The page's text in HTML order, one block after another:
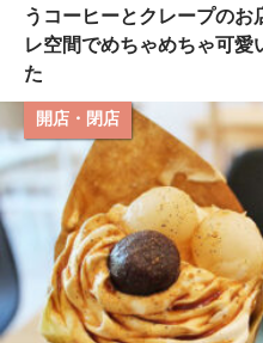
うコーヒーとクレープのお
レ空間でめちゃめちゃ可愛
た
開店・閉店